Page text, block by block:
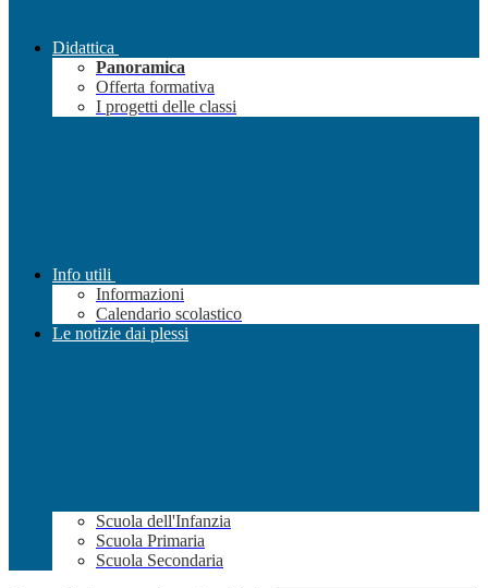
Didattica
Panoramica
Offerta formativa
I progetti delle classi
Info utili
Informazioni
Calendario scolastico
Le notizie dai plessi
Scuola dell'Infanzia
Scuola Primaria
Scuola Secondaria